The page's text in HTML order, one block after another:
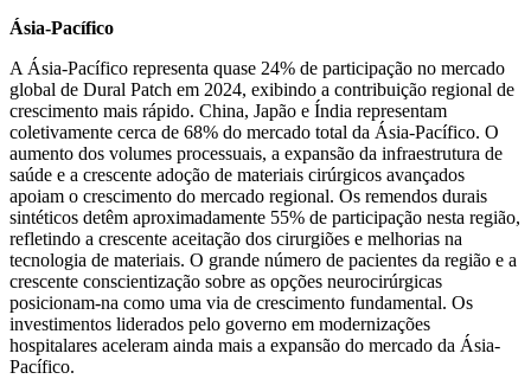
Ásia-Pacífico
A Ásia-Pacífico representa quase 24% de participação no mercado
global de Dural Patch em 2024, exibindo a contribuição regional de
crescimento mais rápido. China, Japão e Índia representam
coletivamente cerca de 68% do mercado total da Ásia-Pacífico. O
aumento dos volumes processuais, a expansão da infraestrutura de
saúde e a crescente adoção de materiais cirúrgicos avançados
apoiam o crescimento do mercado regional. Os remendos durais
sintéticos detêm aproximadamente 55% de participação nesta região,
refletindo a crescente aceitação dos cirurgiões e melhorias na
tecnologia de materiais. O grande número de pacientes da região e a
crescente conscientização sobre as opções neurocirúrgicas
posicionam-na como uma via de crescimento fundamental. Os
investimentos liderados pelo governo em modernizações
hospitalares aceleram ainda mais a expansão do mercado da Ásia-
Pacífico.